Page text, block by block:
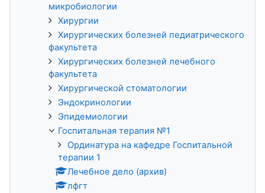
микробиологии
Хирургии
Хирургических болезней педиатрического
факультета
Хирургических болезней лечебного
факультета
Хирургической стоматологии
Эндокринологии
Эпидемиологии
Госпитальная терапия №1
Ординатура на кафедре Госпитальной
терапии 1
Лечебное дело (архив)
лфгт